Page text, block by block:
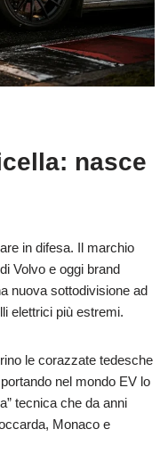
nasce
in difesa. Il marchio
Volvo e oggi brand
nuova sottodivisione ad
elettrici più estremi.
le corazzate tedesche
nel mondo EV lo
tecnica che da anni
Monaco e